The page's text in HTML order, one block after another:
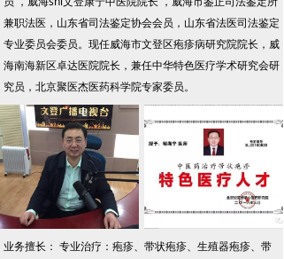
兼职法医，山东省司法鉴定协会会员，山东省法医司法鉴定
专业委员会委员。现任威海市文登区疱疹病研究院院长，威
海南海新区卓达医院院长，兼任中华特色医疗学术研究会研
究员，北京聚医杰医药科学院专家委员。
业务擅长： 专业治疗：疱疹、带状疱疹、生殖器疱疹、带